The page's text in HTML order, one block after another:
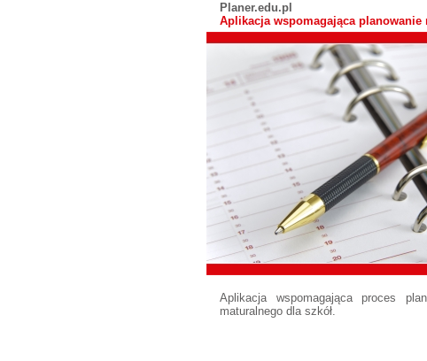
Planer.edu.pl
Aplikacja wspomagająca planowanie
Aplikacja wspomagająca proces
maturalnego dla szkół.